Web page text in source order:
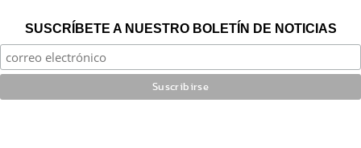
SUSCRÍBETE A NUESTRO BOLETÍN DE NOTICIAS